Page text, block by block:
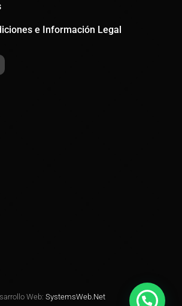
e Información Legal
Web: SystemsWeb.Net